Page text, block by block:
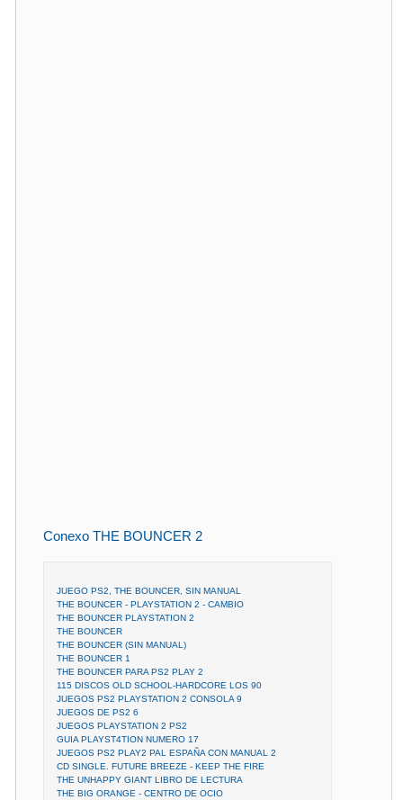
Conexo THE BOUNCER 2
JUEGO PS2, THE BOUNCER, SIN MANUAL
THE BOUNCER - PLAYSTATION 2 - CAMBIO
THE BOUNCER PLAYSTATION 2
THE BOUNCER
THE BOUNCER (SIN MANUAL)
THE BOUNCER 1
THE BOUNCER PARA PS2 PLAY 2
115 DISCOS OLD SCHOOL-HARDCORE LOS 90
JUEGOS PS2 PLAYSTATION 2 CONSOLA 9
JUEGOS DE PS2 6
JUEGOS PLAYSTATION 2 PS2
GUIA PLAYST4TION NUMERO 17
JUEGOS PS2 PLAY2 PAL ESPAÑA CON MANUAL 2
CD SINGLE. FUTURE BREEZE - KEEP THE FIRE
THE UNHAPPY GIANT LIBRO DE LECTURA
THE BIG ORANGE - CENTRO DE OCIO